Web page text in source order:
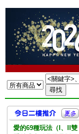
愛的69種玩法（I、II雙